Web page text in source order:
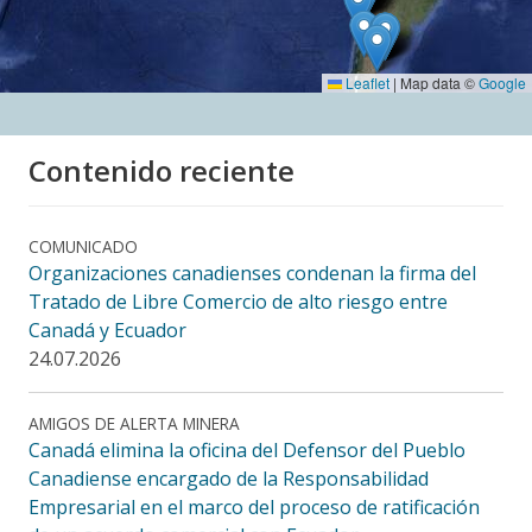
Leaflet | Map data ©Google
Contenido reciente
COMUNICADO
Organizaciones canadienses condenan la firma del
Tratado de Libre Comercio de alto riesgo entre
Canadá y Ecuador
24.07.2026
AMIGOS DE ALERTA MINERA
Canadá elimina la oficina del Defensor del Pueblo
Canadiense encargado de la Responsabilidad
Empresarial en el marco del proceso de ratificación